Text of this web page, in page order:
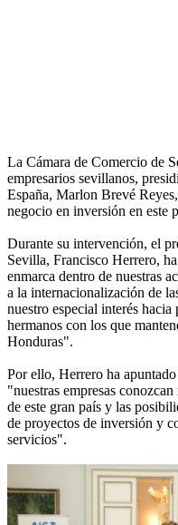
La Cámara de Comercio de
empresarios sevillanos,
España, Marlon Brevé
negocio en inversión en este
Durante su intervención, el
Sevilla, Francisco Herrero,
enmarca dentro de nuestras
a la internacionalización de
nuestro especial interés hacia
hermanos con los que
Honduras".
Por ello, Herrero ha
"nuestras empresas
de este gran país y las
de proyectos de inversión y
servicios".